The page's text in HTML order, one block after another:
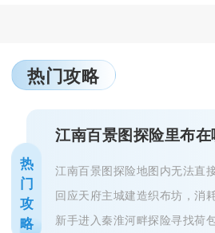
热门攻略
热
门
攻
略
江南百景图探险里布在
江南百景图探险地图内无法直
回应天府主城建造织布坊，消
新手进入秦淮河畔探险寻找荷